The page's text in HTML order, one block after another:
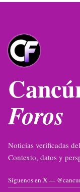
Foros
Noticias verificadas
Contexto, datos y
Síguenos en X —